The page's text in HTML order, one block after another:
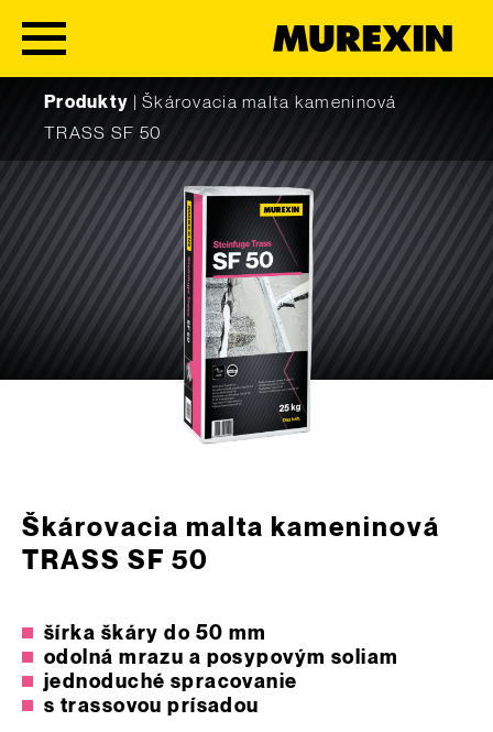
Produkty |Škárovacia malta kameninová
TRASS SF 50
Škárovacia malta kameninová
TRASS SF 50
šírka škáry do 50 mm
odolná mrazu a posypovým soliam
jednoduché spracovanie
s trassovou prísadou